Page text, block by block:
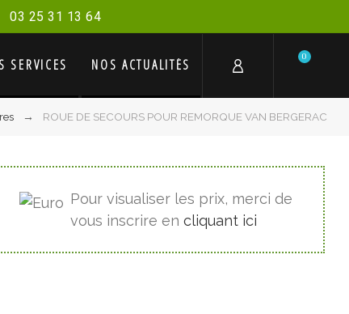
03 25 31 13 64
SERVICES NOS ACTUALITÉS 0
ROUE DE SECOURS POUR REMORQUE VAN BERGERAC
Pour visualiser les prix, merci de
vous inscrire en cliquant ici